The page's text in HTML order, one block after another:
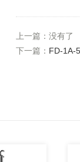
上一篇：没有了
下一篇： FD-1A-